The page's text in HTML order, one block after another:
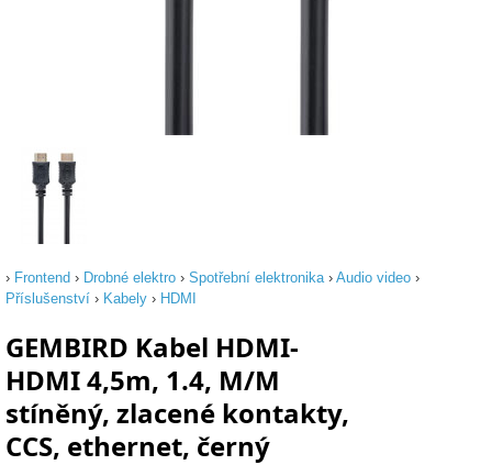
› Frontend › Drobné elektro › Spotřební elektronika› Audio video ›
Příslušenství › Kabely › HDMI
GEMBIRD Kabel HDMI-
HDMI 4,5m, 1.4, M/M
stíněný, zlacené kontakty,
CCS, ethernet, černý